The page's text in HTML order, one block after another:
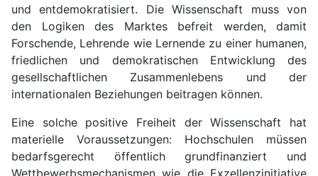
und entdemokratisiert. Die Wissenschaft muss von
den Logiken des Marktes befreit werden, damit
Forschende, Lehrende wie Lernende zu einer humanen,
friedlichen und demokratischen Entwicklung des
gesellschaftlichen Zusammenlebens und der
internationalen Beziehungen beitragen können.
Eine solche positive Freiheit der Wissenschaft hat
materielle Voraussetzungen: Hochschulen müssen
bedarfsgerecht öffentlich grundfinanziert und
Wettbewerbsmechanismen wie die Exzellenzinitiative